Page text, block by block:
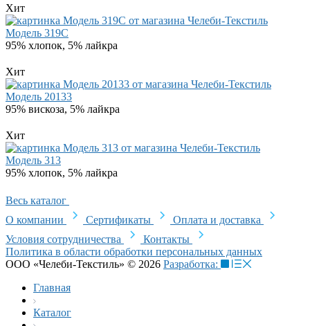
Хит
Модель 319C
95% хлопок, 5% лайкра
Хит
Модель 20133
95% вискоза, 5% лайкра
Хит
Модель 313
95% хлопок, 5% лайкра
Весь каталог
О компании
Сертификаты
Оплата и доставка
Условия сотрудничества
Контакты
Политика в области обработки персональных данных
ООО «Челеби-Текстиль» © 2026 Разработка:
Главная
Каталог